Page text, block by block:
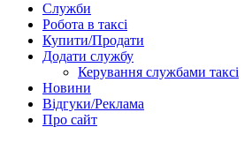
Служби
Робота в таксі
Купити/Продати
Додати службу
Керування службами таксі
Новини
Відгуки/Реклама
Про сайт